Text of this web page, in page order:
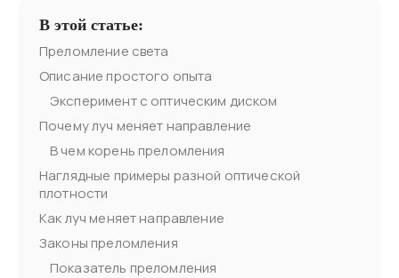
В этой статье:
Преломление света
Описание простого опыта
Эксперимент с оптическим диском
Почему луч меняет направление
В чем корень преломления
Наглядные примеры разной оптической
плотности
Как луч меняет направление
Законы преломления
Показатель преломления